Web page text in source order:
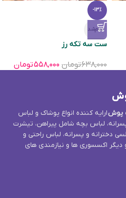
-13%
تمام‌شد
ست سه تکه رز
۶۳۸,۰۰۰تومان ۵۵۸,۰۰۰تومان
پوشارایه کننده انواع پوشاک و لباس
لباس بچه شامل پیراهن، تیشرت
دخترانه و پسرانه، لباس راحتی و
اکسسوری ها و نیازمندی های